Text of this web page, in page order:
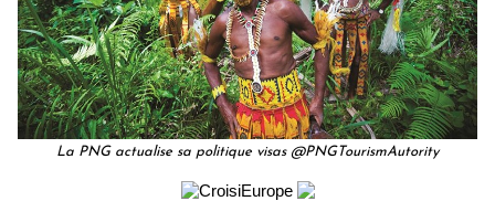
La PNG actualise sa politique visas @PNGTourismAutority